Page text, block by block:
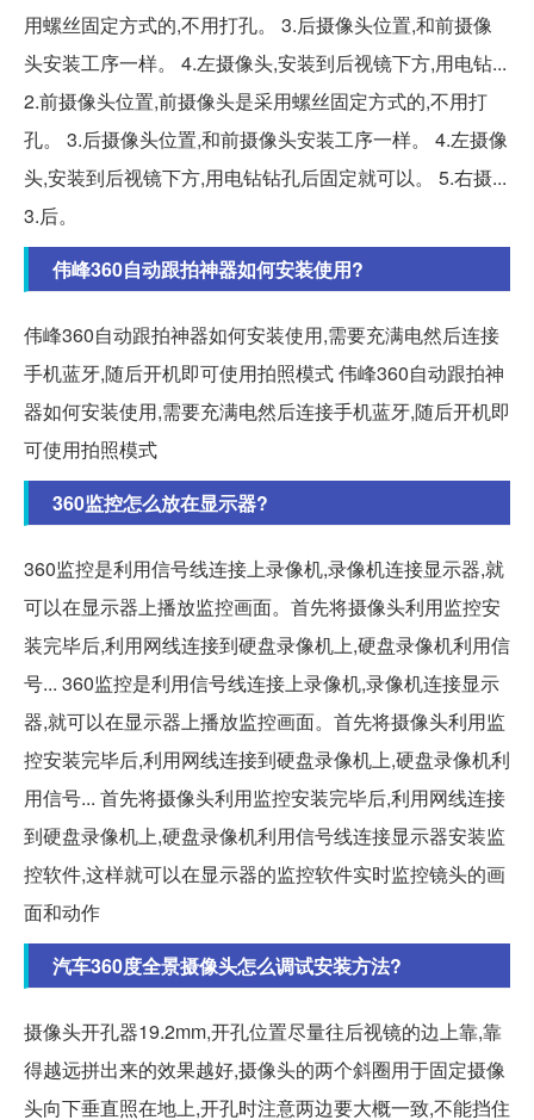
用螺丝固定方式的,不用打孔。 3.后摄像头位置,和前摄像
头安装工序一样。 4.左摄像头,安装到后视镜下方,用电钻...
2.前摄像头位置,前摄像头是采用螺丝固定方式的,不用打
孔。 3.后摄像头位置,和前摄像头安装工序一样。 4.左摄像
头,安装到后视镜下方,用电钻钻孔后固定就可以。 5.右摄...
3.后。
伟峰360自动跟拍神器如何安装使用?
伟峰360自动跟拍神器如何安装使用,需要充满电然后连接
手机蓝牙,随后开机即可使用拍照模式 伟峰360自动跟拍神
器如何安装使用,需要充满电然后连接手机蓝牙,随后开机即
可使用拍照模式
360监控怎么放在显示器?
360监控是利用信号线连接上录像机,录像机连接显示器,就
可以在显示器上播放监控画面。首先将摄像头利用监控安
装完毕后,利用网线连接到硬盘录像机上,硬盘录像机利用信
号... 360监控是利用信号线连接上录像机,录像机连接显示
器,就可以在显示器上播放监控画面。首先将摄像头利用监
控安装完毕后,利用网线连接到硬盘录像机上,硬盘录像机利
用信号... 首先将摄像头利用监控安装完毕后,利用网线连接
到硬盘录像机上,硬盘录像机利用信号线连接显示器安装监
控软件,这样就可以在显示器的监控软件实时监控镜头的画
面和动作
汽车360度全景摄像头怎么调试安装方法?
摄像头开孔器19.2mm,开孔位置尽量往后视镜的边上靠,靠
得越远拼出来的效果越好,摄像头的两个斜圈用于固定摄像
头向下垂直照在地上,开孔时注意两边要大概一致,不能挡住